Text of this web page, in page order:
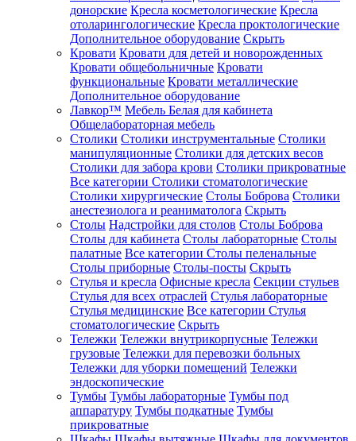
донорские Кресла косметологические Кресла
отоларингологические Кресла проктологические
Дополнительное оборудование Скрыть
Кровати Кровати для детей и новорожденных
Кровати общебольничные Кровати
функциональные Кровати металлические
Дополнительное оборудование
Лавкор™ Мебель Белая для кабинета
Общелабораторная мебель
Столики Столики инструментальные Столики
манипуляционные Столики для детских весов
Столики для забора крови Столики прикроватные
Все категории Столики стоматологические
Столики хирургические Столы Боброва Столики
анестезиолога и реаниматолога Скрыть
Столы Надстройки для столов Столы Боброва
Столы для кабинета Столы лабораторные Столы
палатные Все категории Столы пеленальные
Столы приборные Столы-посты Скрыть
Стулья и кресла Офисные кресла Секции стульев
Стулья для всех отраслей Стулья лабораторные
Стулья медицинские Все категории Стулья
стоматологические Скрыть
Тележки Тележки внутрикорпусные Тележки
грузовые Тележки для перевозки больных
Тележки для уборки помещений Тележки
эндоскопические
Тумбы Тумбы лабораторные Тумбы под
аппаратуру Тумбы подкатные Тумбы
прикроватные